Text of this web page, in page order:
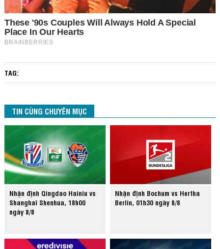
TAG:
TIN CÙNG CHUYÊN MỤC
Nhận định Qingdao Hainiu vs
Shanghai Shenhua, 18h00
ngày 8/8
Nhận định Bochum vs Hertha
Berlin, 01h30 ngày 8/8